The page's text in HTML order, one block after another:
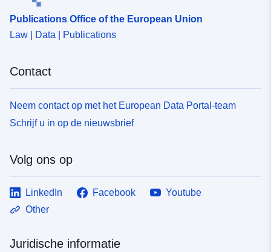
uriRef:
423e-439a-980b-e292c26ed071
Publications Office of the European Union
Law | Data | Publications
Contact
Neem contact op met het European Data Portal-team
Schrijf u in op de nieuwsbrief
Volg ons op
LinkedIn Facebook
Youtube
Other
Juridische informatie